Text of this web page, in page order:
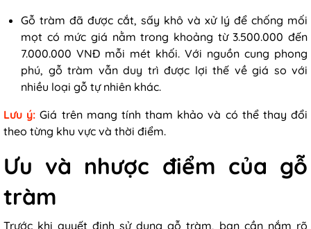
Gỗ tràm đã được cắt, sấy khô và xử lý để chống mối
mọt có mức giá nằm trong khoảng từ 3.500.000 đến
7.000.000 VNĐ mỗi mét khối. Với nguồn cung phong
phú, gỗ tràm vẫn duy trì được lợi thế về giá so với
nhiều loại gỗ tự nhiên khác.
Lưu ý: Giá trên mang tính tham khảo và có thể thay đổi
theo từng khu vực và thời điểm.
Ưu và nhược điểm của gỗ
tràm
Trước khi quyết định sử dụng gỗ tràm, bạn cần nắm rõ